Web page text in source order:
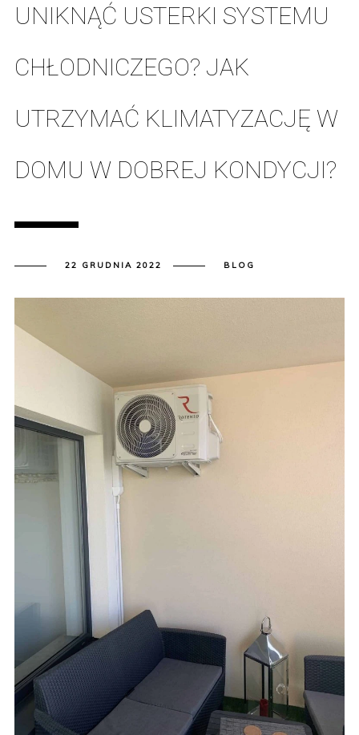
UNIKNĄĆ USTERKI SYSTEMU
CHŁODNICZEGO? JAK
UTRZYMAĆ KLIMATYZACJĘ W
DOMU W DOBREJ KONDYCJI?
22 GRUDNIA 2022 BLOG